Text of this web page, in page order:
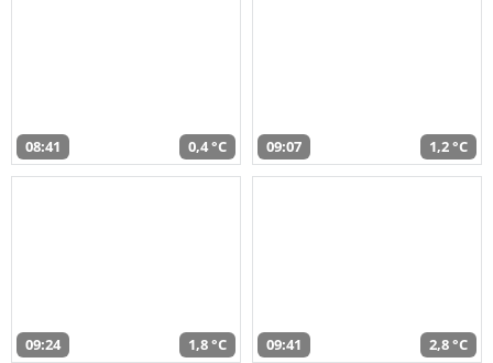
08:41 0,4 °C 09:07 1,2 °C
09:24 1,8 °C 09:41 2,8 °C